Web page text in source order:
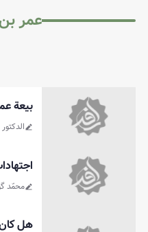
عمر
بيعة
محمّد
هل